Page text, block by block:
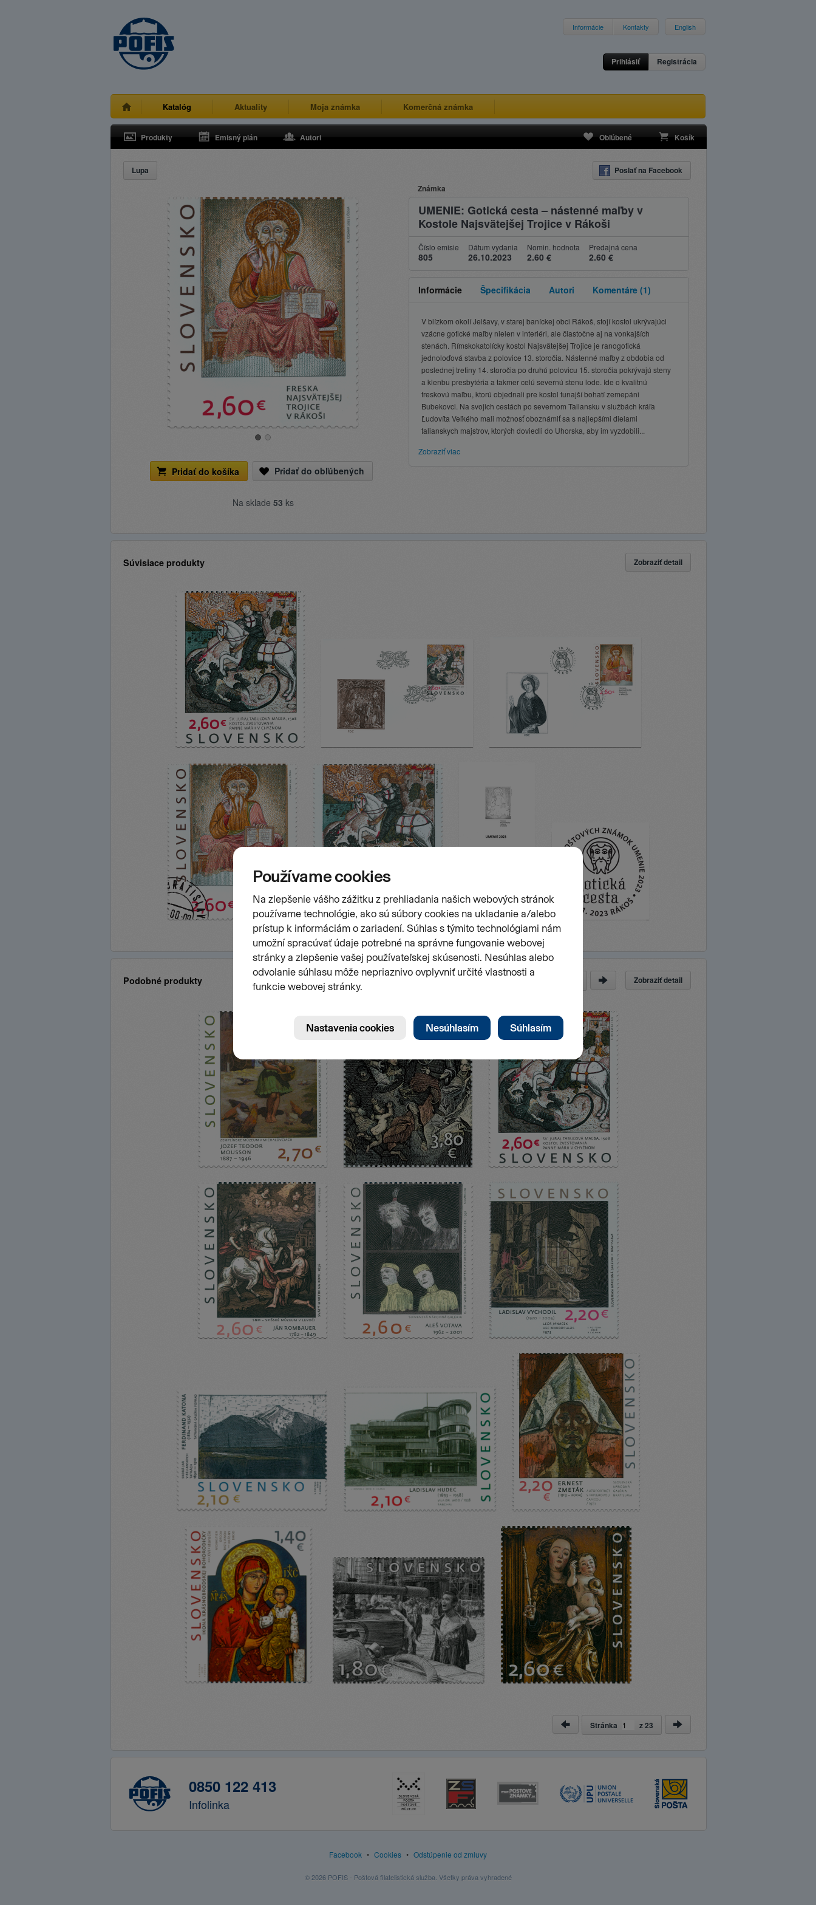
Informácie Kontakty English
Prihlásiť Registrácia
Katalóg Aktuality Moja známka Komerčná známka
Produkty Emisný plán Autori Obľúbené Košík
Lupa Poslať na Facebook
Pridať do košíka Pridať do obľúbených
Na sklade 53 ks
Známka
UMENIE: Gotická cesta – nástenné maľby v
Kostole Najsvätejšej Trojice v Rákoši
Číslo emisie
805
Dátum vydania
26.10.2023
Nomin. hodnota
2.60 €
Predajná cena
2.60 €
Informácie Špecifikácia Autori Komentáre (1)
V blízkom okolí Jelšavy, v starej baníckej obci Rákoš, stojí kostol ukrývajúci
vzácne gotické maľby nielen v interiéri, ale čiastočne aj na vonkajších
stenách. Rímskokatolícky kostol Najsvätejšej Trojice je ranogotická
jednoloďová stavba z polovice 13. storočia. Nástenné maľby z obdobia od
poslednej tretiny 14. storočia po druhú polovicu 15. storočia pokrývajú steny
a klenbu presbytéria a takmer celú severnú stenu lode. Ide o kvalitnú
freskovú maľbu, ktorú objednali pre kostol tunajší bohatí zemepáni
Bubekovci. Na svojich cestách po severnom Taliansku v službách kráľa
Ľudovíta Veľkého mali možnosť oboznámiť sa s najlepšími dielami
talianskych majstrov, ktorých doviedli do Uhorska, aby im vyzdobili...
Zobraziť viac
Súvisiace produkty Zobraziť detail
Podobné produkty Zobraziť detail
Stránka z23
0850 122 413
Infolinka
Facebook • Cookies • Odstúpenie od zmluvy
© 2026 POFIS - Poštová filatelistická služba. Všetky práva vyhradené